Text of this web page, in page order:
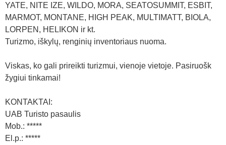
YATE, NITE IZE, WILDO, MORA, SEATOSUMMIT, ESBIT,
MARMOT, MONTANE, HIGH PEAK, MULTIMATT, BIOLA,
LORPEN, HELIKON ir kt.
Turizmo, iškylų, renginių inventoriaus nuoma.
Viskas, ko gali prireikti turizmui, vienoje vietoje. Pasiruošk
žygiui tinkamai!
KONTAKTAI:
UAB Turisto pasaulis
Mob.: *****
El.p.: *****